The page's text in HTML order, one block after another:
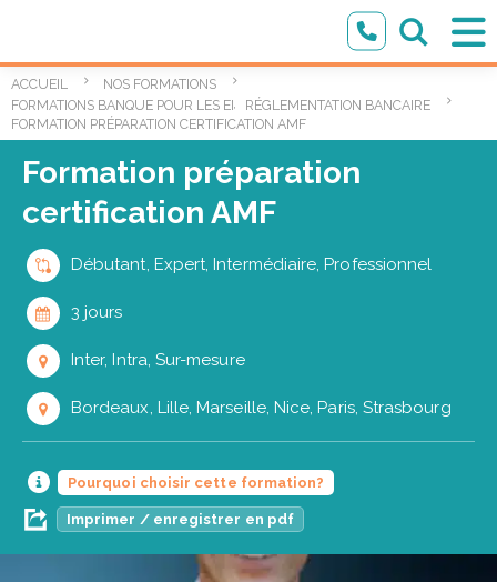
ACCUEIL
NOS FORMATIONS
FORMATIONS BANQUE POUR LES ENTREPRISES
,
RÉGLEMENTATION BANCAIRE
FORMATION PRÉPARATION CERTIFICATION AMF
Formation préparation
certification AMF
Débutant, Expert, Intermédiaire, Professionnel
3 jours
Inter, Intra, Sur-mesure
Bordeaux, Lille, Marseille, Nice, Paris, Strasbourg
Pourquoi choisir cette formation?
Imprimer / enregistrer en pdf